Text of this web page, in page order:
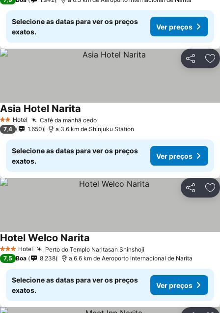
Selecione as datas para ver os preços
exatos.
Ver preços
Partilhar
2 Estrelas
Hotel Café da manhã cedo
Asia Hotel Narita
7,4 1.650 a 3.6 km de Shinjuku Station
Selecione as datas para ver os preços
exatos.
Ver preços
Partilhar
3 EstrelasHotel Perto do Templo Naritasan Shinshoji
Hotel Welco Narita
7,5 Boa 8.238 a 6.6 km de Aeroporto Internacional de Narita
Selecione as datas para ver os preços
exatos.
Ver preços